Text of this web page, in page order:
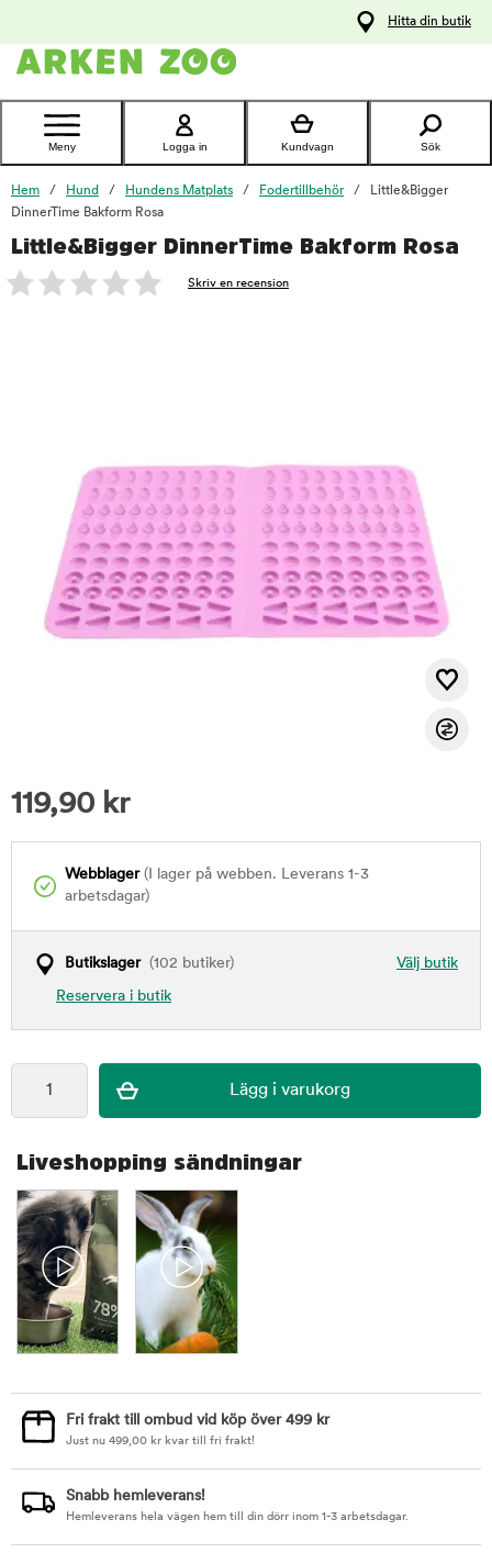
Kontakta
Hitta din butik
Meny Logga in Kundvagn Sök
Hem Hund Hundens Matplats Fodertillbehör
Little&Bigger
DinnerTime Bakform Rosa
Little&Bigger DinnerTime Bakform Rosa
Skriv en recension
119,90 kr
Webblager(I lager på webben. Leverans 1-3
arbetsdagar)
Välj butik
Butikslager(102 butiker)
Reservera i butik
foo
Liveshopping sändningar
Fri frakt till ombud vid köp över 499 kr
Just nu 499,00 kr kvar till fri frakt!
Snabb hemleverans!
Hemleverans hela vägen hem till din dörr inom 1-3 arbetsdagar.